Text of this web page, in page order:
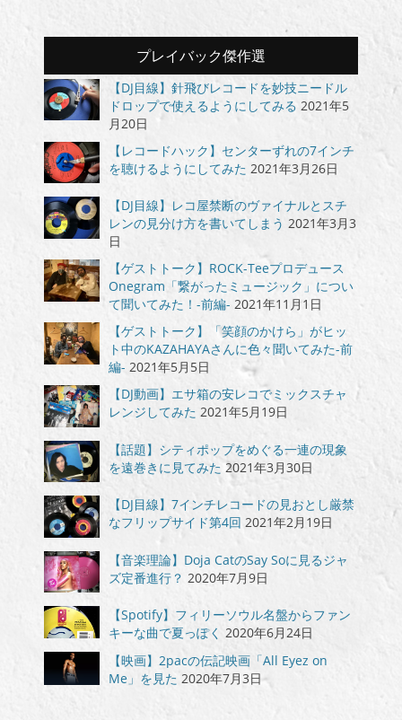
プレイバック傑作選
【DJ目線】針飛びレコードを妙技ニードル
ドロップで使えるようにしてみる 2021年5
月20日
【レコードハック】センターずれの7インチ
を聴けるようにしてみた 2021年3月26日
【DJ目線】レコ屋禁断のヴァイナルとスチ
レンの見分け方を書いてしまう 2021年3月3
日
【ゲストトーク】ROCK-Teeプロデュース
Onegram「繋がったミュージック」につい
て聞いてみた！-前編- 2021年11月1日
【ゲストトーク】「笑顔のかけら」がヒッ
ト中のKAZAHAYAさんに色々聞いてみた-前
編- 2021年5月5日
【DJ動画】エサ箱の安レコでミックスチャ
レンジしてみた 2021年5月19日
【話題】シティポップをめぐる一連の現象
を遠巻きに見てみた 2021年3月30日
【DJ目線】7インチレコードの見おとし厳禁
なフリップサイド第4回 2021年2月19日
【音楽理論】Doja CatのSay Soに見るジャ
ズ定番進行？ 2020年7月9日
【Spotify】フィリーソウル名盤からファン
キーな曲で夏っぽく 2020年6月24日
【映画】2pacの伝記映画「All Eyez on
Me」を見た 2020年7月3日